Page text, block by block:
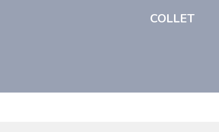
COLLET